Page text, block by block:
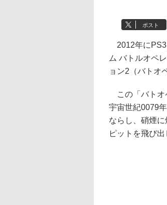
ポスト
2012年にPS3
ム バトルオペ
ョン2（バトオ
この「バトオ
宇宙世紀0079
ならし、硝煙
ピットを飛び